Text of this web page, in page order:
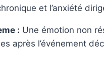
et l’anxiété
: Une émotion non
après l’événement